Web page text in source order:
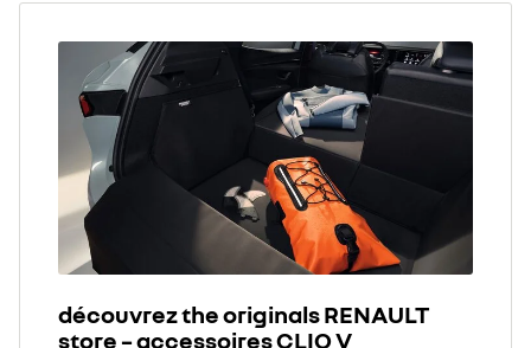
découvrez the originals RENAULT
store – accessoires CLIO V